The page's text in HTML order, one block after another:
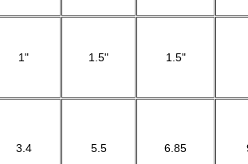
1" 1.5" 1.5"
3.4 5.5 6.85